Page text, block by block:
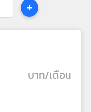
+
บาท/เดือน